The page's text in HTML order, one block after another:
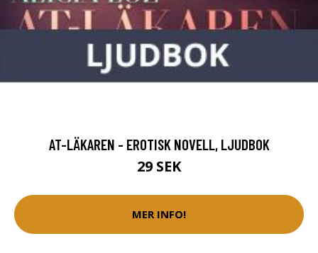
AT-LÄKAREN - EROTISK NOVELL, LJUDBOK
29 SEK
MER INFO!